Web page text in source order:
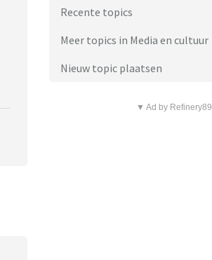
Recente topics
Meer topics in Media en cultuur
Nieuw topic plaatsen
▼ Ad by Refinery89